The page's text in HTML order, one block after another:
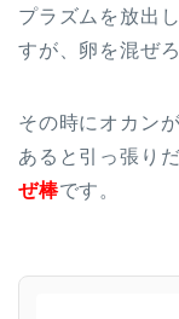
プラズムを放出
すが、卵を混ぜ
その時にオカン
あると引っ張り
ぜ棒です。